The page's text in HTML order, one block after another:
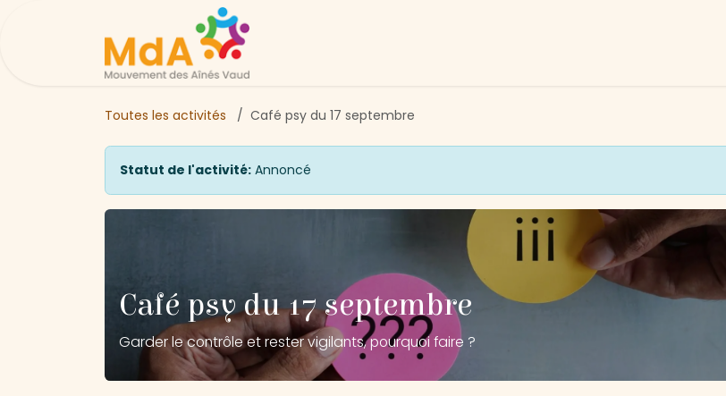
Toutes les activités Café psy du 17 septembre
Statut de l'activité: Annoncé
Café psy du 17 septembre
Garder le contrôle et rester vigilants, pourquoi faire ?